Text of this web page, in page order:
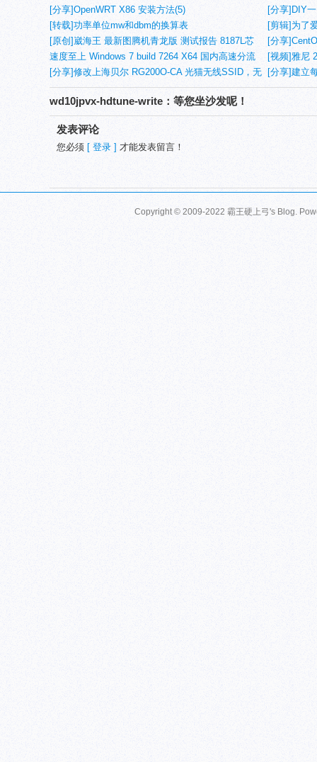
[分享]OpenWRT X86 安装方法(5)
[分享]DIY
[转载]功率单位mw和dbm的换算表
[剪辑]为了
[原创]崴海王 最新图腾机青龙版 测试报告 8187L芯
片
[分享
PHP +
速度至上 Windows 7 build 7264 X64 国内高速分流
[视频]雅尼
[分享]修改上海贝尔 RG200O-CA 光猫无线SSID，无
线密码，MAC地址，设备序号和设备名称(6)
[分享]建立
wd10jpvx-hdtune-write：等您坐沙发呢！
发表评论
您必须 [ 登录 ] 才能发表留言！
Copyright © 2009-2022 霸王硬上弓's Blog.